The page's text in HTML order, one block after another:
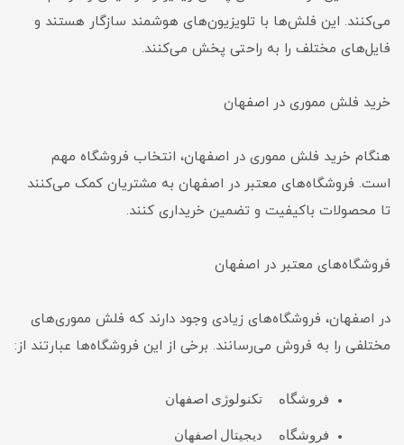
می‌کنند. این فلش‌ها با تلویزیون‌های هوشمند سازگار هستند و
فایل‌های مختلف را به راحتی پخش می‌کنند.
خرید فلش مموری در اصفهان
هنگام خرید فلش مموری در اصفهان، انتخاب فروشگاه مهم
است. فروشگاه‌های معتبر در اصفهان به مشتریان کمک می‌کنند
تا محصولات باکیفیت و تضمین خریداری کنند.
فروشگاه‌های معتبر در اصفهان
در اصفهان، فروشگاه‌های زیادی وجود دارند که فلش مموری‌های
مختلفی را به فروش می‌رسانند. برخی از این فروشگاه‌ها عبارتند از:
فروشگاه تکنولوژی اصفهان
فروشگاه دیجیتال اصفهان